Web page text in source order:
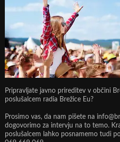
Pripravljate javno prireditev v občini
poslušalcem radia Brežice Eu?
Prosimo vas, da nam pišete na
dogovorimo za intervju na to temo.
poslušalcem lahko posnamemo tudi